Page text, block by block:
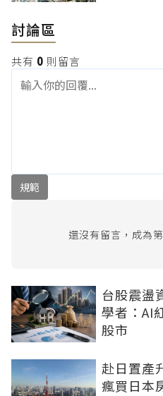
討論區
共有 0 則留言
規範
還沒有留言，成為
台股震盪
學者：AI
股市
赴日置產
瘋買日本